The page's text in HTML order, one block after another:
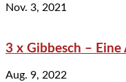
Nov. 3, 2021
3 x Gibbesch – Eine
Aug. 9, 2022